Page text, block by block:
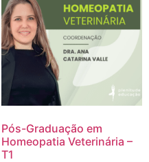
Pós-Graduação em
Homeopatia Veterinária –
T1